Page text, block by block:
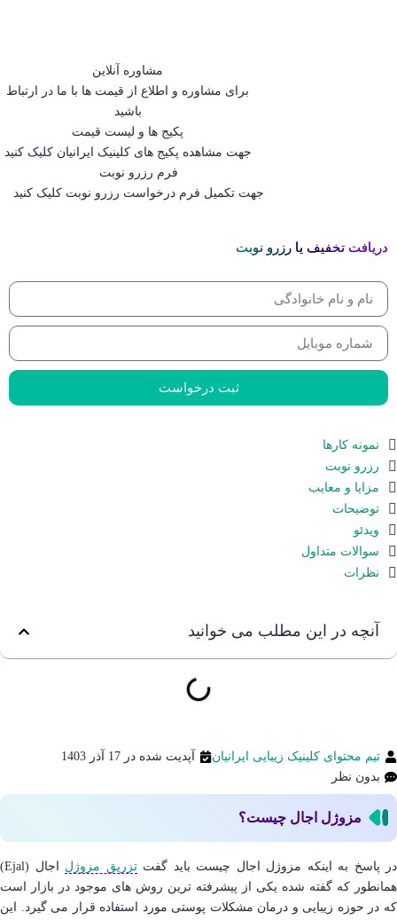
مشاوره آنلاین
برای مشاوره و اطلاع از قیمت ها با ما در ارتباط
باشید
پکیج ها و لیست قیمت
جهت مشاهده پکیج های کلینیک ایرانیان کلیک کنید
فرم رزرو نوبت
جهت تکمیل فرم درخواست رزرو نوبت کلیک کنید
دریافت تخفیف یا رزرو نوبت
ثبت درخواست
نمونه کارها
رزرو نوبت
مزایا و معایب
توضیحات
ویدئو
سوالات متداول
نظرات
آنچه در این مطلب می خوانید
تیم محتوای کلینیک زیبایی ایرانیان
آپدیت شده در 17 آذر 1403
بدون نظر
مزوژل اجال چیست؟
در پاسخ به اینکه مزوژل اجال چیست باید گفتتزریق مزوژل
اجال (Ejal)
همانطور که گفته شده یکی از پیشرفته ترین روش های موجود در بازار است
که در حوزه زیبایی و درمان مشکلات پوستی مورد استفاده قرار می گیرد. این